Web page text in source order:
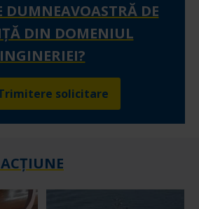
DUMNEAVOASTRĂ DE
DIN DOMENIUL
INGINERIEI?
solicitare